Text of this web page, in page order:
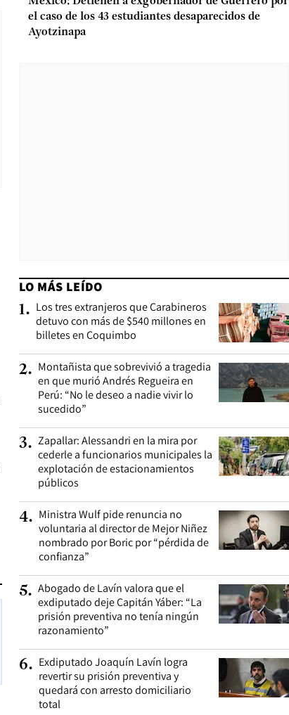
el caso de los 43 estudiantes desaparecidos de
Ayotzinapa
LO MÁS LEÍDO
1. Los tres extranjeros que Carabineros
detuvo con más de $540 millones en
billetes en Coquimbo
2. Montañista que sobrevivió a tragedia
en que murió Andrés Regueira en
Perú: “No le deseo a nadie vivir lo
sucedido”
3. Zapallar: Alessandri en la mira por
cederle a funcionarios municipales la
explotación de estacionamientos
públicos
4. Ministra Wulf pide renuncia no
voluntaria al director de Mejor Niñez
nombrado por Boric por “pérdida de
confianza”
5. Abogado de Lavín valora que el
exdiputado deje Capitán Yáber: “La
prisión preventiva no tenía ningún
razonamiento”
6. Exdiputado Joaquín Lavín logra
revertir su prisión preventiva y
quedará con arresto domiciliario
total